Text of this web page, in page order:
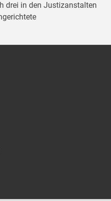
drei in den Justizanstalten